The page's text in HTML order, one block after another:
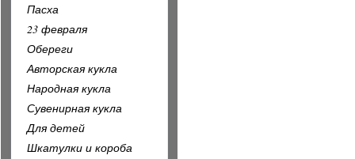
Пасха
23 февраля
Обереги
Авторская кукла
Народная кукла
Сувенирная кукла
Для детей
Шкатулки и короба